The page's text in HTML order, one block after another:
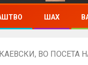
ШАХ
ВО ПОСЕТА